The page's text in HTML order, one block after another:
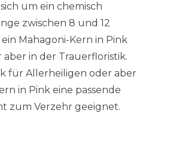
um ein chemisch
zwischen 8 und 12
Mahagoni-Kern in Pink
in der Trauerfloristik.
für Allerheiligen oder aber
in Pink eine passende
zum Verzehr geeignet.